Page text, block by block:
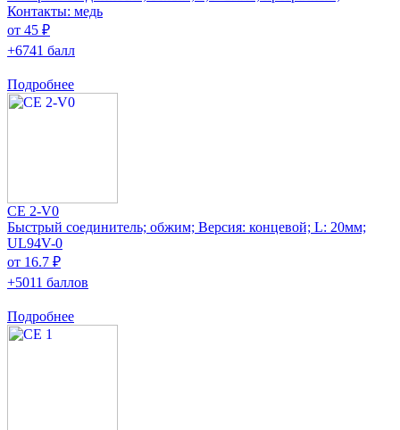
Контакты: медь
от 45 ₽
+6741 балл
Подробнее
CE 2-V0
Быстрый соединитель; обжим; Версия: концевой; L: 20мм;
UL94V-0
от 16.7 ₽
+5011 баллов
Подробнее